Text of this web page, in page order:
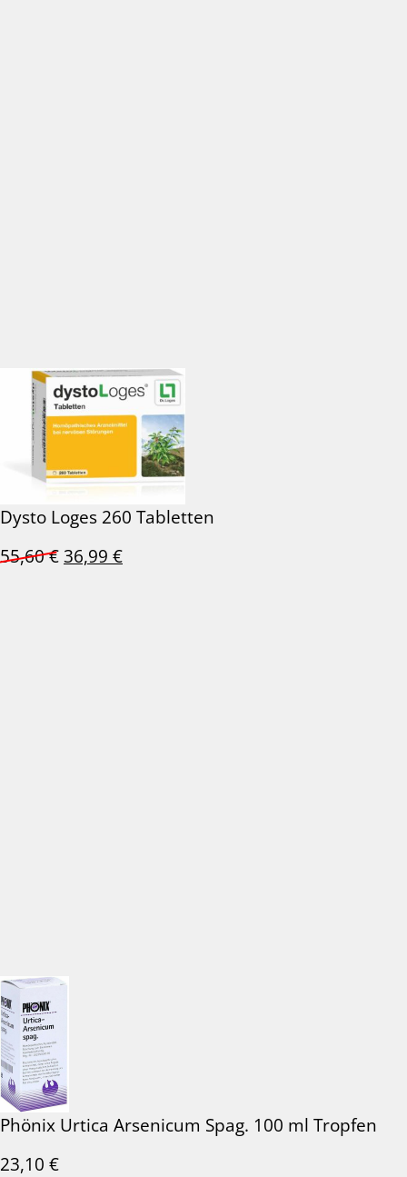
Dysto Loges 260 Tabletten
55,60€Ursprünglicher
36,99 €Aktueller
Phönix Urtica Arsenicum Spag. 100 ml Tropfen
23,10 €